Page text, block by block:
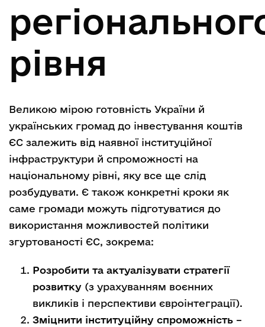
рівня
Великою мірою готовність України й
українських громад до інвестування коштів
ЄС залежить від наявної інституційної
інфраструктури й спроможності на
національному рівні, яку все ще слід
розбудувати. Є також конкретні кроки як
саме громади можуть підготуватися до
використання можливостей політики
згуртованості ЄС, зокрема:
Розробити та актуалізувати стратегії
розвитку (з урахуванням воєнних
викликів і перспективи євроінтеграції).
Зміцнити інституційну спроможність –